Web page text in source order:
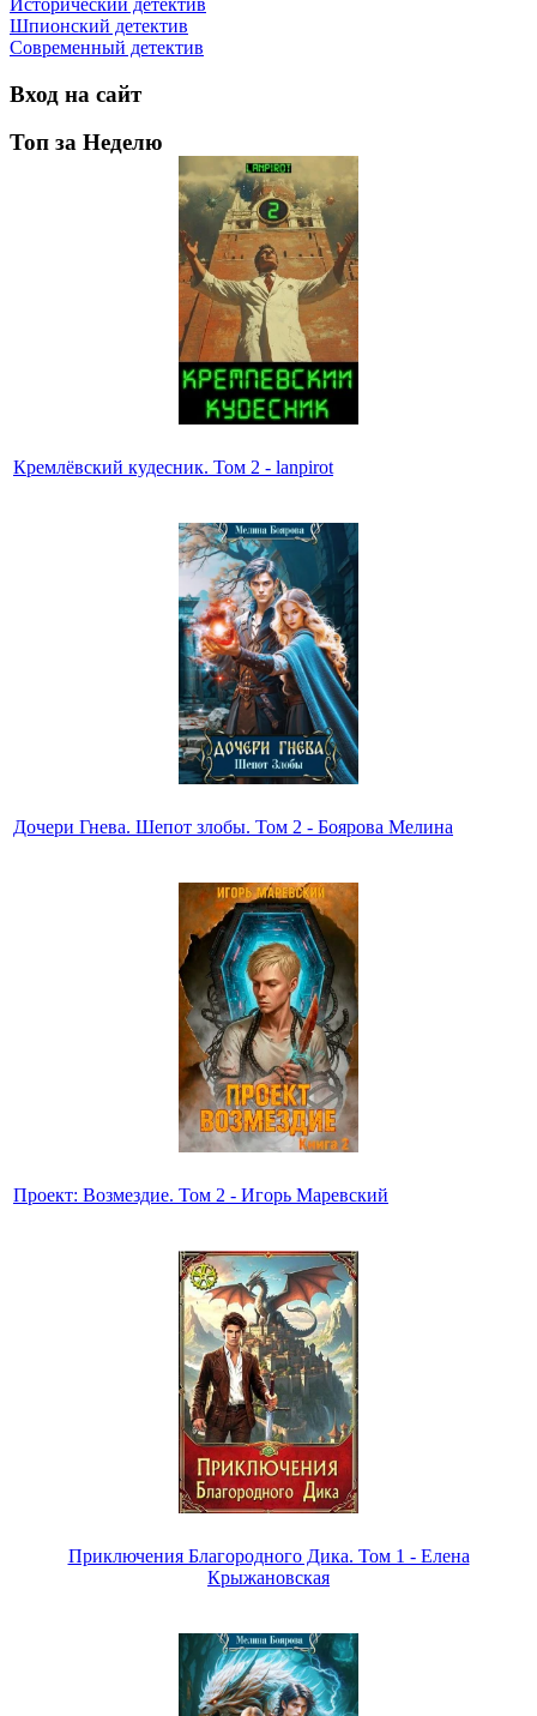
Шпионский детектив
Современный детектив
Вход на сайт
Топ за Неделю
Кремлёвский кудесник. Том 2 - lanpirot
Дочери Гнева. Шепот злобы. Том 2 - Боярова Мелина
Проект: Возмездие. Том 2 - Игорь Маревский
Приключения Благородного Дика. Том 1 - Елена
Крыжановская